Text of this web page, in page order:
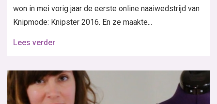
won in mei vorig jaar de eerste online naaiwedstrijd van
Knipmode: Knipster 2016. En ze maakte...
Lees verder